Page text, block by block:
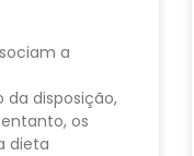
a
disposição,
os
dieta